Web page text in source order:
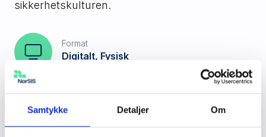
Samtykke Detaljer Om
sikkerhetskulturen.
Format
Digitalt, Fysisk
Alle